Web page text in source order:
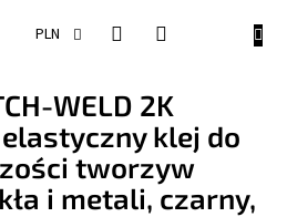
PLN
WELD 2K
klej do
tworzyw
i metali, czarny,